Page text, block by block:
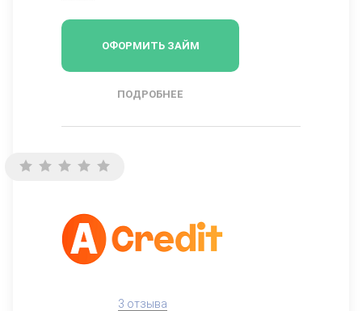
ОФОРМИТЬ ЗАЙМ
ПОДРОБНЕЕ
3 отзыва